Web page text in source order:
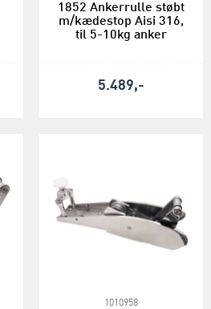
1852 Ankerrulle støbt
m/kædestop Aisi 316,
til 5-10kg anker
5.489,-
1010958